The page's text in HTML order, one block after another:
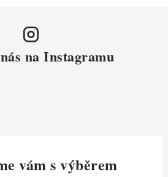
na Instagramu
vám s výběrem